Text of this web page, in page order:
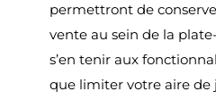
permettront de
vente au sein de la
s’en tenir aux
que limiter votre aire de